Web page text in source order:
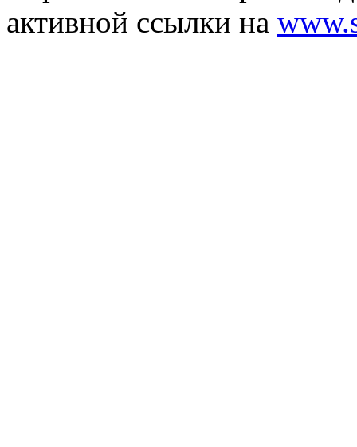
активной ссылки на